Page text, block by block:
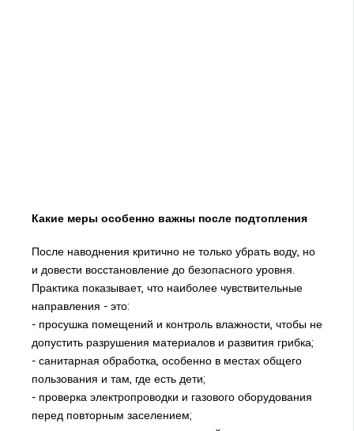
Какие меры особенно важны после подтопления
После наводнения критично не только убрать воду, но
и довести восстановление до безопасного уровня.
Практика показывает, что наиболее чувствительные
направления - это:
- просушка помещений и контроль влажности, чтобы не
допустить разрушения материалов и развития грибка;
- санитарная обработка, особенно в местах общего
пользования и там, где есть дети;
- проверка электропроводки и газового оборудования
перед повторным заселением;